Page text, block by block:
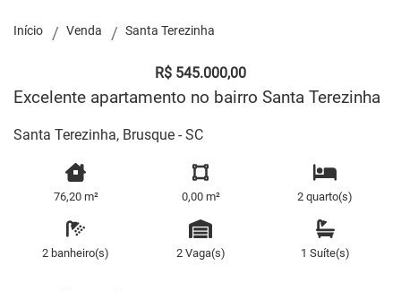
Início Venda Santa Terezinha
R$ 545.000,00
Excelente apartamento no bairro Santa Terezinha
Santa Terezinha, Brusque - SC
76,20 m² 0,00 m² 2 quarto(s)
2 banheiro(s) 2 Vaga(s) 1 Suíte(s)